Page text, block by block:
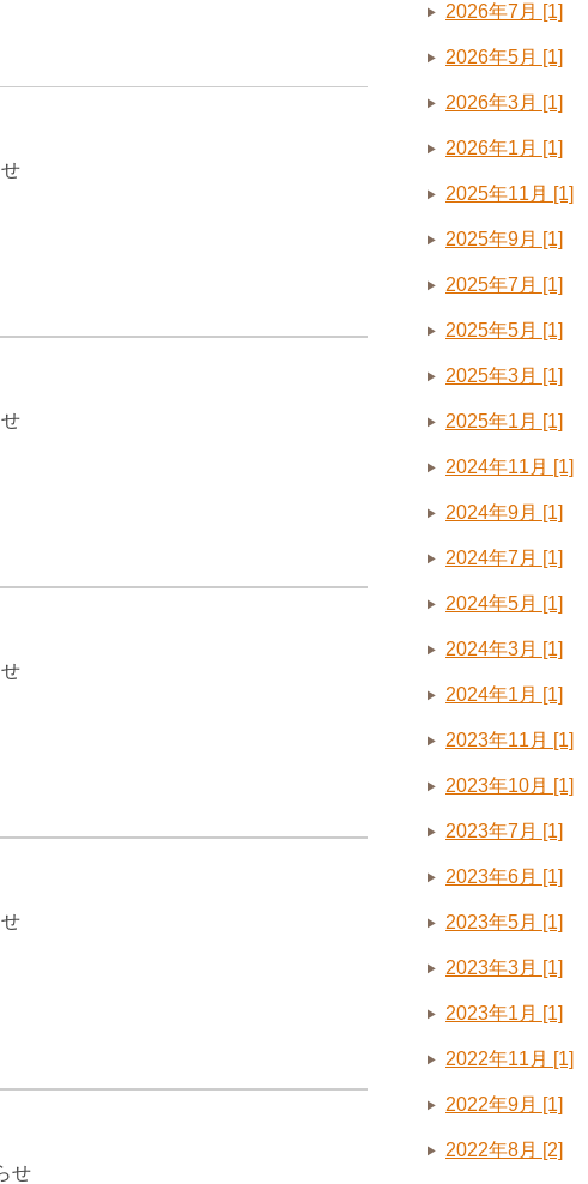
せ
2026年7月 [1]
2026年5月 [1]
2026年3月 [1]
2026年1月 [1]
2025年11月 [1]
2025年9月 [1]
2025年7月 [1]
2025年5月 [1]
2025年3月 [1]
2025年1月 [1]
2024年11月 [1]
2024年9月 [1]
2024年7月 [1]
2024年5月 [1]
2024年3月 [1]
2024年1月 [1]
2023年11月 [1]
2023年10月 [1]
2023年7月 [1]
2023年6月 [1]
2023年5月 [1]
2023年3月 [1]
2023年1月 [1]
2022年11月 [1]
2022年9月 [1]
2022年8月 [2]